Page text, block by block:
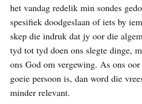
het vandag redelik min sondes
spesifiek doodgeslaan of iets by
skep die indruk dat jy oor die
tyd tot tyd doen ons slegte dinge,
ons God om vergewing. As ons oor
goeie persoon is, dan word die
minder relevant.